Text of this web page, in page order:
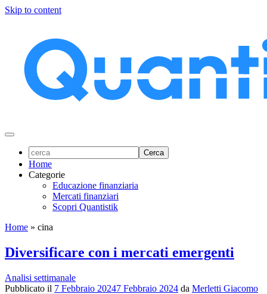
Skip to content
Home
Categorie
Educazione finanziaria
Mercati finanziari
Scopri Quantistik
Home » cina
Diversificare con i mercati emergenti
Analisi settimanale
Pubblicato il 7 Febbraio 20247 Febbraio 2024 da Merletti Giacomo